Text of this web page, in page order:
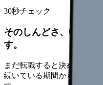
30秒チェック
そのしんどさ、転職す
す。
まだ転職すると決めていな
続いている期間から、次に